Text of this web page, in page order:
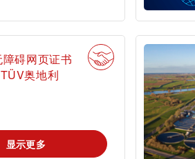
碍网页证书
奥地利
显示更多